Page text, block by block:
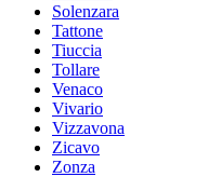
Solenzara
Tattone
Tiuccia
Tollare
Venaco
Vivario
Vizzavona
Zicavo
Zonza